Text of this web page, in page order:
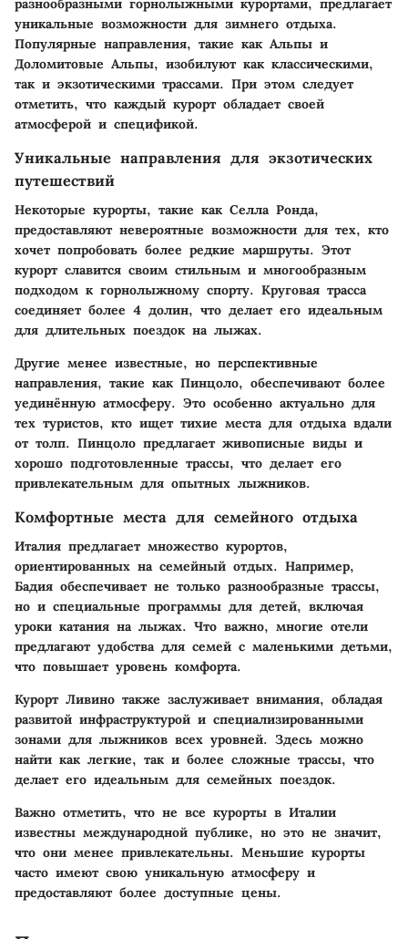
уникальные возможности для зимнего отдыха.
Популярные направления, такие как Альпы и
Доломитовые Альпы, изобилуют как классическими,
так и экзотическими трассами. При этом следует
отметить, что каждый курорт обладает своей
атмосферой и спецификой.
Уникальные направления для экзотических
путешествий
Некоторые курорты, такие как Селла Ронда,
предоставляют невероятные возможности для тех, кто
хочет попробовать более редкие маршруты. Этот
курорт славится своим стильным и многообразным
подходом к горнолыжному спорту. Круговая трасса
соединяет более 4 долин, что делает его идеальным
для длительных поездок на лыжах.
Другие менее известные, но перспективные
направления, такие как Пинцоло, обеспечивают более
уединённую атмосферу. Это особенно актуально для
тех туристов, кто ищет тихие места для отдыха вдали
от толп. Пинцоло предлагает живописные виды и
хорошо подготовленные трассы, что делает его
привлекательным для опытных лыжников.
Комфортные места для семейного отдыха
Италия предлагает множество курортов,
ориентированных на семейный отдых. Например,
Бадия обеспечивает не только разнообразные трассы,
но и специальные программы для детей, включая
уроки катания на лыжах. Что важно, многие отели
предлагают удобства для семей с маленькими детьми,
что повышает уровень комфорта.
Курорт Ливино также заслуживает внимания, обладая
развитой инфраструктурой и специализированными
зонами для лыжников всех уровней. Здесь можно
найти как легкие, так и более сложные трассы, что
делает его идеальным для семейных поездок.
Важно отметить, что не все курорты в Италии
известны международной публике, но это не значит,
что они менее привлекательны. Меньшие курорты
часто имеют свою уникальную атмосферу и
предоставляют более доступные цены.